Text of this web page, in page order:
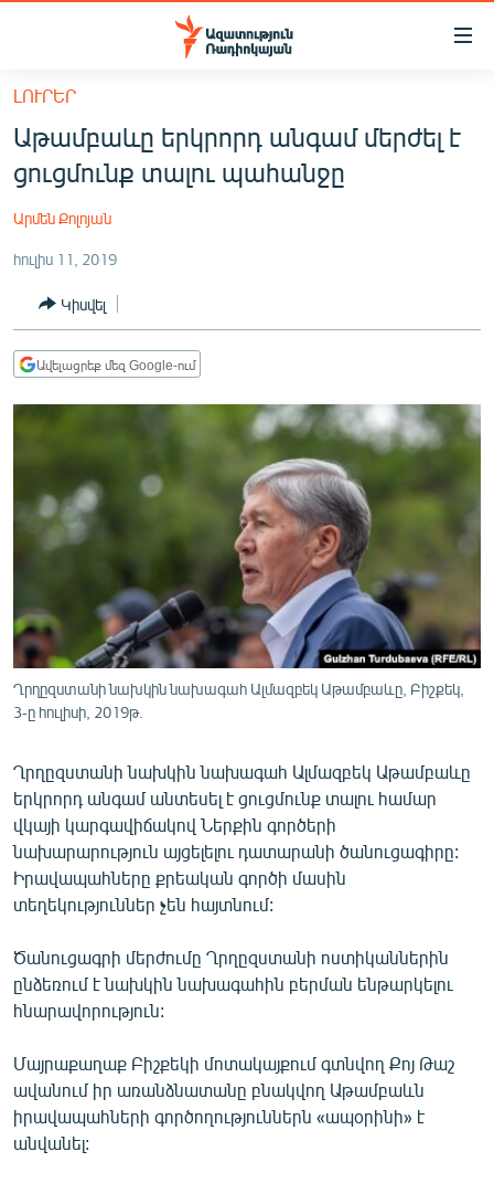
Մատչելիության
հիմնական
բովանդակությանը
հիմնական
մենյուին
ՀԱՅԱՍՏԱՆ
ՔԱՂԱՔԱԿԱՆ
ԸՆՏՐՈՒԹՅՈՒՆՆԵՐ 2026
ԻՐԱՎՈՒՆՔ
ՀԱՍԱՐԱԿՈՒԹՅՈՒՆ
ՏՆՏԵՍՈՒԹՅՈՒՆ
ՊԱՏԵՐԱԶՄԻ 6 ՇԱԲԱԹՆԵՐԸ
ՏԱՐԱԾԱՇՐՋԱՆ
ՄԻՋԱԶԳԱՅԻՆ
ՄՇԱԿՈՒՅԹ
ՄԵԿՆԱԲԱՆՈՒԹՅՈՒՆ
ՏՏ ԵՒ ԻՆՏԵՐՆԵՏ
ԿՈՐՈՆԱՎԻՐՈՒՍ
ՏԵՍԱՆՅՈՒԹԵՐ
ԲԱՆԱՎԵՃ
ՁԳՏԵԼՈՎ ԼԱՎԱԳՈՒՅՆԻՆ
ՓՈԴՔԱՍԹ
Հայերեն
English
ՀԵՏԵՎԵՔ ՄԵԶ
ԼՈՒՐԵՐ
Աթամբաևը երկրորդ անգամ մերժել է
ցուցմունք տալու պահանջը
Արմեն Քոլոյան
հուլիս 11, 2019
Կիսվել
Ավելացրեք մեզ Google-ում
Ղրղըզստանի նախկին նախագահ Ալմազբեկ Աթամբաևը, Բիշքեկ,
3-ը հուլիսի, 2019թ.
Ղրղըզստանի նախկին նախագահ Ալմազբեկ Աթամբաևը
երկրորդ անգամ անտեսել է ցուցմունք տալու համար
վկայի կարգավիճակով Ներքին գործերի
նախարարություն այցելելու դատարանի ծանուցագիրը:
Իրավապահները քրեական գործի մասին
տեղեկություններ չեն հայտնում:
Ծանուցագրի մերժումը Ղրղըզստանի ոստիկաններին
ընձեռում է նախկին նախագահին բերման ենթարկելու
հնարավորություն:
Մայրաքաղաք Բիշքեկի մոտակայքում գտնվող Քոյ Թաշ
ավանում իր առանձնատանը բնակվող Աթամբաևն
իրավապահների գործողություններն «ապօրինի» է
անվանել: